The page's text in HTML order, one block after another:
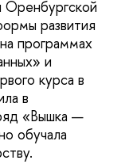
Оренбургской
развития
программах
и
курса в
в
«Вышка —
обучала